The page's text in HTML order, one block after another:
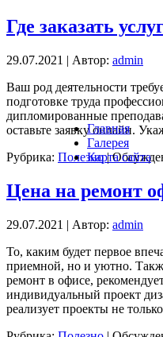
Главная
Галерея
Карта сайта
Где заказать
29.07.2021 | Автор: admin
Ваш род деятельности
подготовке труда
дипломированные
оставьте заявку онлайн.
Рубрика: Полезно|
Цена на ремонт
29.07.2021 | Автор: admin
То, каким будет первое
приемной, но и уютно.
ремонт в офисе,
индивидуальный проект
реализует проекты не